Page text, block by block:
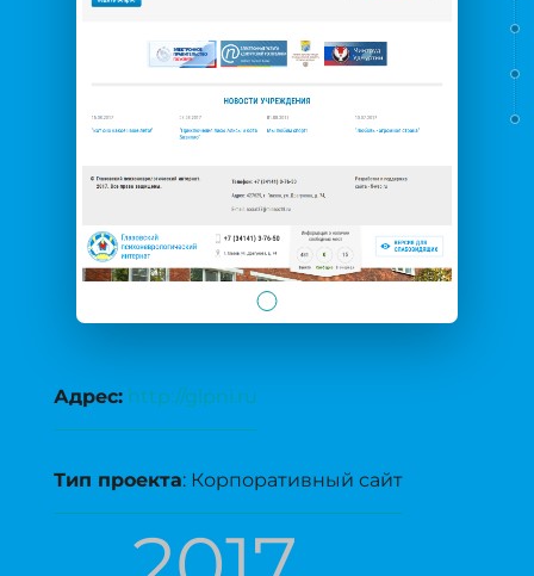
Адрес: http://glpni.ru
Тип проекта: Корпоративный сайт